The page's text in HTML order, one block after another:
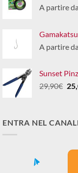
A partire da
A partire da
Sunset
29,90€ Il
ENTRA NEL